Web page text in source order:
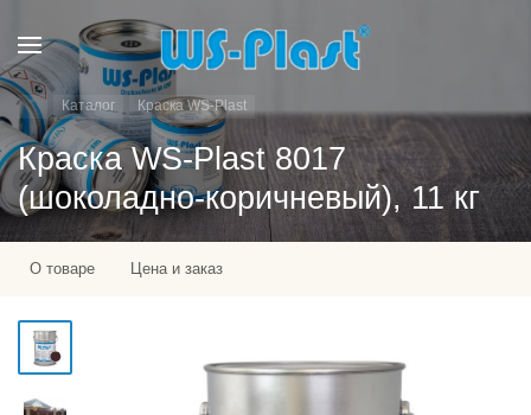
Каталог Краска WS-Plast
Краска WS-Plast 8017
(шоколадно-коричневый), 11 кг
О товаре Цена и заказ